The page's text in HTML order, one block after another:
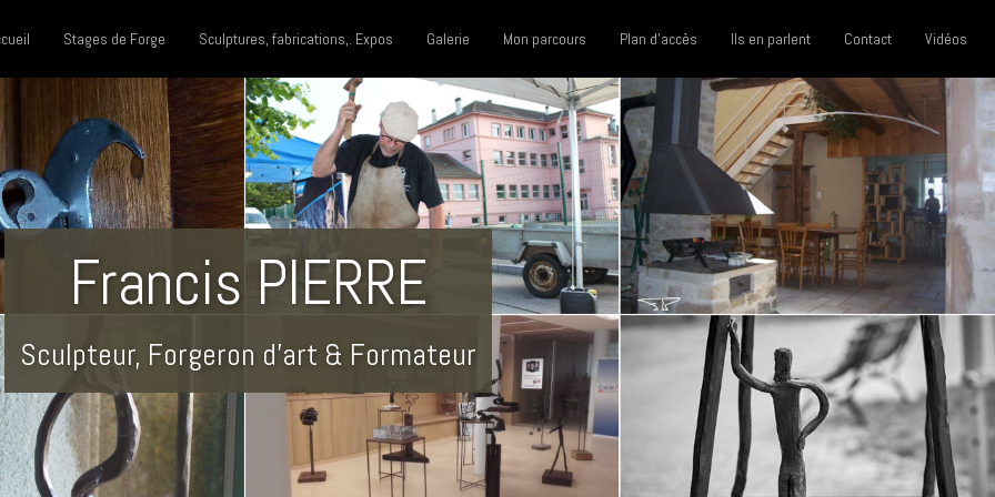
Stages de Forge Sculptures, fabrications,. Expos Galerie Mon parcours Plan d'accès Ils en parlent Contact Vidéos
Francis PIERRE
Sculpteur, Forgeron d'art & Formateur